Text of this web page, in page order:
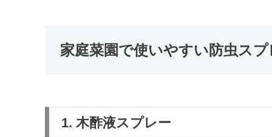
家庭菜園で使いやすい防虫スプ
1. 木酢液スプレー